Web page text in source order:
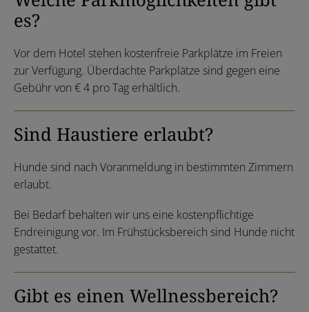
es?
Vor dem Hotel stehen kostenfreie Parkplätze im Freien
zur Verfügung. Überdachte Parkplätze sind gegen eine
Gebühr von € 4 pro Tag erhältlich.
Sind Haustiere erlaubt?
Hunde sind nach Voranmeldung in bestimmten Zimmern
erlaubt.
Bei Bedarf behalten wir uns eine kostenpflichtige
Endreinigung vor. Im Frühstücksbereich sind Hunde nicht
gestattet.
Gibt es einen Wellnessbereich?